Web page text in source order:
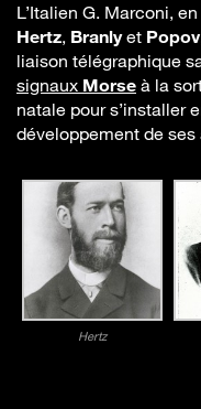
L’Italien G. Marconi,
Hertz, Branlyet Popov
liaison télégraphique
signaux Morse à la
natale pour s’installer
développement de ses
Hertz